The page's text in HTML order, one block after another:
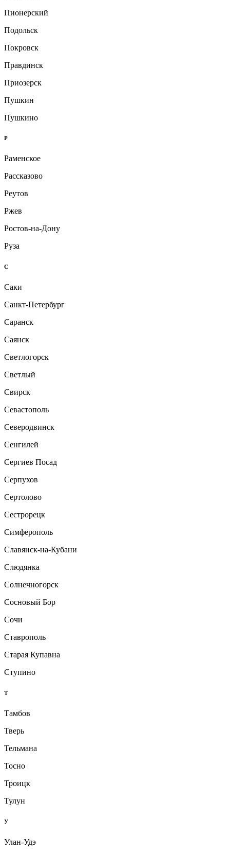
Пионерский
Подольск
Покровск
Правдинск
Приозерск
Пушкин
Пушкино
Р
Раменское
Рассказово
Реутов
Ржев
Ростов-на-Дону
Руза
С
Саки
Санкт-Петербург
Саранск
Саянск
Светлогорск
Светлый
Свирск
Севастополь
Северодвинск
Сенгилей
Сергиев Посад
Серпухов
Сертолово
Сестрорецк
Симферополь
Славянск-на-Кубани
Слюдянка
Солнечногорск
Сосновый Бор
Сочи
Ставрополь
Старая Купавна
Ступино
Т
Тамбов
Тверь
Тельмана
Тосно
Троицк
Тулун
У
Улан-Удэ